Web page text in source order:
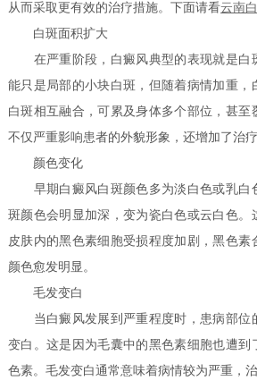
从而采取更有效的治疗措施。下面请看云南
白斑面积扩大
在严重阶段，白癜风典型的表现就是白
能只是局部的小块白斑，但随着病情加重，
白斑相互融合，可累及身体多个部位，甚至
不仅严重影响患者的外貌形象，还增加了治疗
颜色变化
早期白癜风白斑颜色多为淡白色或乳白
斑颜色会明显加深，变为瓷白色或云白色。
皮肤内的黑色素细胞受损程度加剧，黑色素
颜色愈发明显。
毛发变白
当白癜风发展到严重程度时，患病部位
变白。这是因为毛囊中的黑色素细胞也遭到
色素。毛发变白通常意味着病情较为严重，